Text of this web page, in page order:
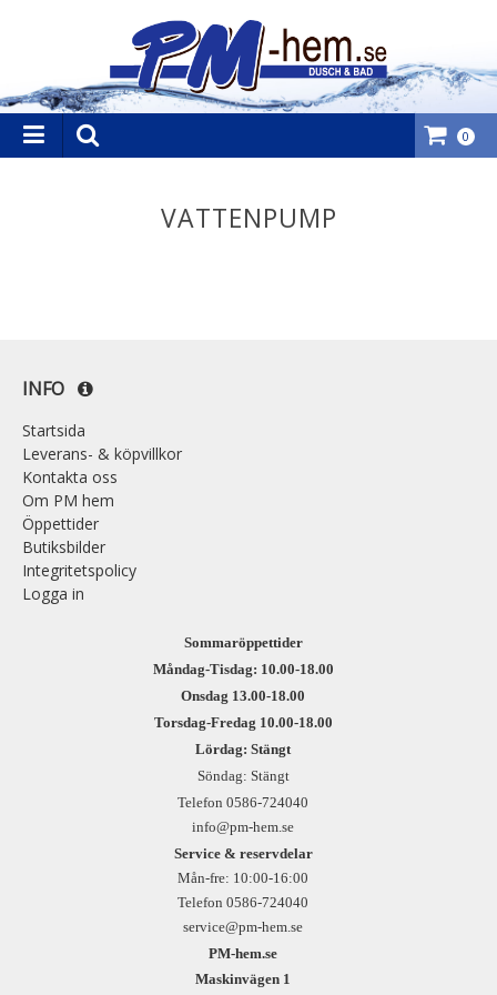
0
VATTENPUMP
INFO
Startsida
Leverans- & köpvillkor
Kontakta oss
Om PM hem
Öppettider
Butiksbilder
Integritetspolicy
Logga in
Sommaröppettider
Måndag-Tisdag: 10.00-18.00
Onsdag 13.00-18.00
Torsdag-Fredag 10.00-18.00
Lördag: Stängt
Söndag: Stängt
Telefon 0586-724040
info@pm-hem.se
Service & reservdelar
Mån-fre: 10:00-16:00
Telefon 0586-724040
service@pm-hem.se
PM-hem.se
Maskinvägen 1